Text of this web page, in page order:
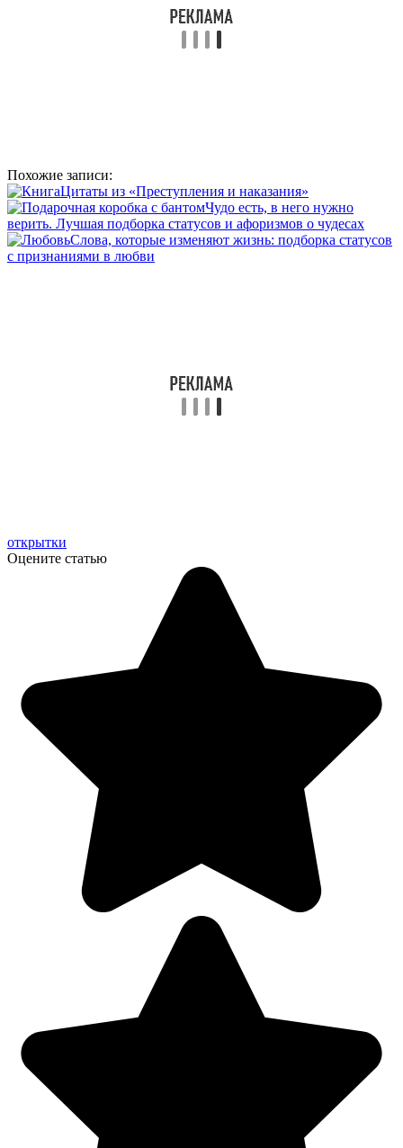
Похожие записи:
Цитаты из «Преступления и наказания»
Чудо есть, в него нужно
верить. Лучшая подборка статусов и афоризмов о чудесах
Слова, которые изменяют жизнь: подборка статусов
с признаниями в любви
открытки
Оцените статью